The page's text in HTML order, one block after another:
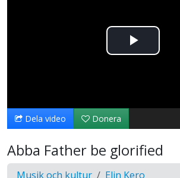
Spela
video
Dela video Donera
Abba Father be glorified
Musik och kultur Elin Kero